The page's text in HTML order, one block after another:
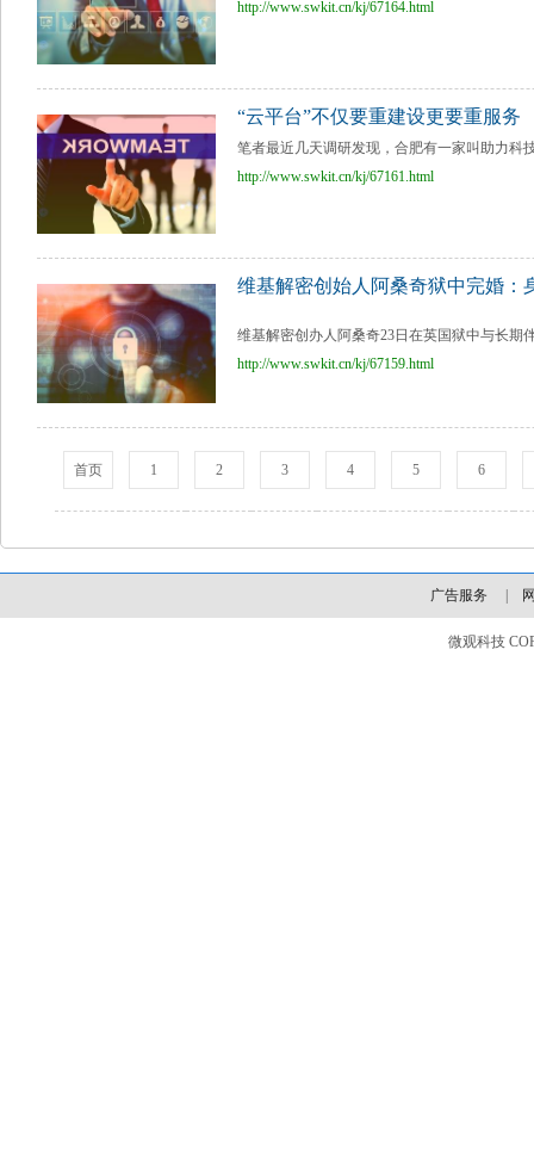
http://www.swkit.cn/kj/67164.html
“云平台”不仅要重建设更要重服务
笔者最近几天调研发现，合肥有一家叫助力科
http://www.swkit.cn/kj/67161.html
维基解密创始人阿桑奇狱中完婚：
维基解密创办人阿桑奇23日在英国狱中与长期
http://www.swkit.cn/kj/67159.html
首页 1 2 3 4 5 6
广告服务
微观科技